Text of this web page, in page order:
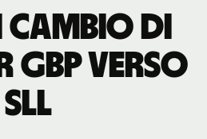
cambio di
GBP verso
SLL